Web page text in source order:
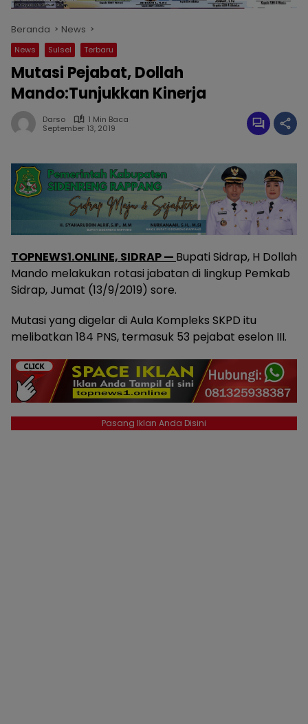
Beranda News
News Sulsel Terbaru
Mutasi Pejabat, Dollah
Mando:Tunjukkan Kinerja
Darso
1 Min Baca
September 13, 2019
TOPNEWS1.ONLINE, SIDRAP — Bupati Sidrap, H Dollah
Mando melakukan rotasi jabatan di lingkup Pemkab
Sidrap, Jumat (13/9/2019) sore.
Mutasi yang digelar di Aula Kompleks SKPD itu
melibatkan 184 PNS, termasuk 53 pejabat eselon III.
Pasang Iklan Anda Disini